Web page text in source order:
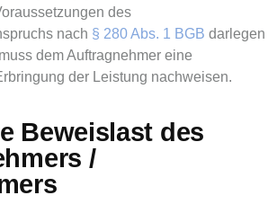
des
nach § 280 Abs. 1 BGB darlegen
dem Auftragnehmer eine
der Leistung nachweisen.
Beweislast des
/